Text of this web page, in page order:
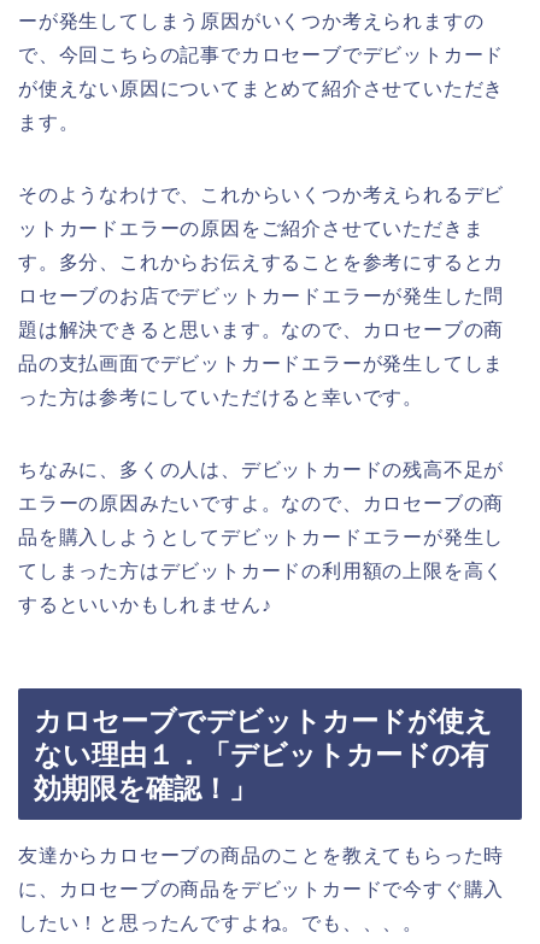
ーが発生してしまう原因がいくつか考えられますの
で、今回こちらの記事でカロセーブでデビットカード
が使えない原因についてまとめて紹介させていただき
ます。
そのようなわけで、これからいくつか考えられるデビ
ットカードエラーの原因をご紹介させていただきま
す。多分、これからお伝えすることを参考にするとカ
ロセーブのお店でデビットカードエラーが発生した問
題は解決できると思います。なので、カロセーブの商
品の支払画面でデビットカードエラーが発生してしま
った方は参考にしていただけると幸いです。
ちなみに、多くの人は、デビットカードの残高不足が
エラーの原因みたいですよ。なので、カロセーブの商
品を購入しようとしてデビットカードエラーが発生し
てしまった方はデビットカードの利用額の上限を高く
するといいかもしれません♪
カロセーブでデビットカードが使え
ない理由１．「デビットカードの有
効期限を確認！」
友達からカロセーブの商品のことを教えてもらった時
に、カロセーブの商品をデビットカードで今すぐ購入
したい！と思ったんですよね。でも、、、。